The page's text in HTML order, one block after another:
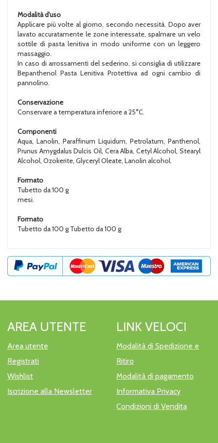
Modalità d'uso
Applicare più volte al giorno, secondo necessità. Dopo aver
lavato accuratamente le zone interessate, spalmare un velo
sottile di pasta lenitiva in modo uniforme con un leggero
massaggio.
In caso di arrossamenti del sederino, si consiglia di utilizzare
Bepanthenol Pasta Lenitiva Protettiva ad ogni cambio di
pannolino.
Conservazione
Conservare a temperatura inferiore a 25°C.
Componenti
Aqua, Lanolin, Paraffinum Liquidum, Petrolatum, Panthenol,
Prunus Amygdalus Dulcis Oil, Cera Alba, Cetyl Alcohol, Stearyl
Alcohol, Ozokerite, Glyceryl Oleate, Lanolin alcohol.
Formato
Tubetto da 100 g
mesi.
Formato
Tubetto da 100 g Tubetto da 100 g
AREA UTENTE
Area utente
Registrati
Wishlist
Iscrizione alla Newsletter
LINK VELOCI
Modalità di Spedizione e
Ritiro
Modalità di pagamento
Informativa Privacy
Condizioni di Vendita